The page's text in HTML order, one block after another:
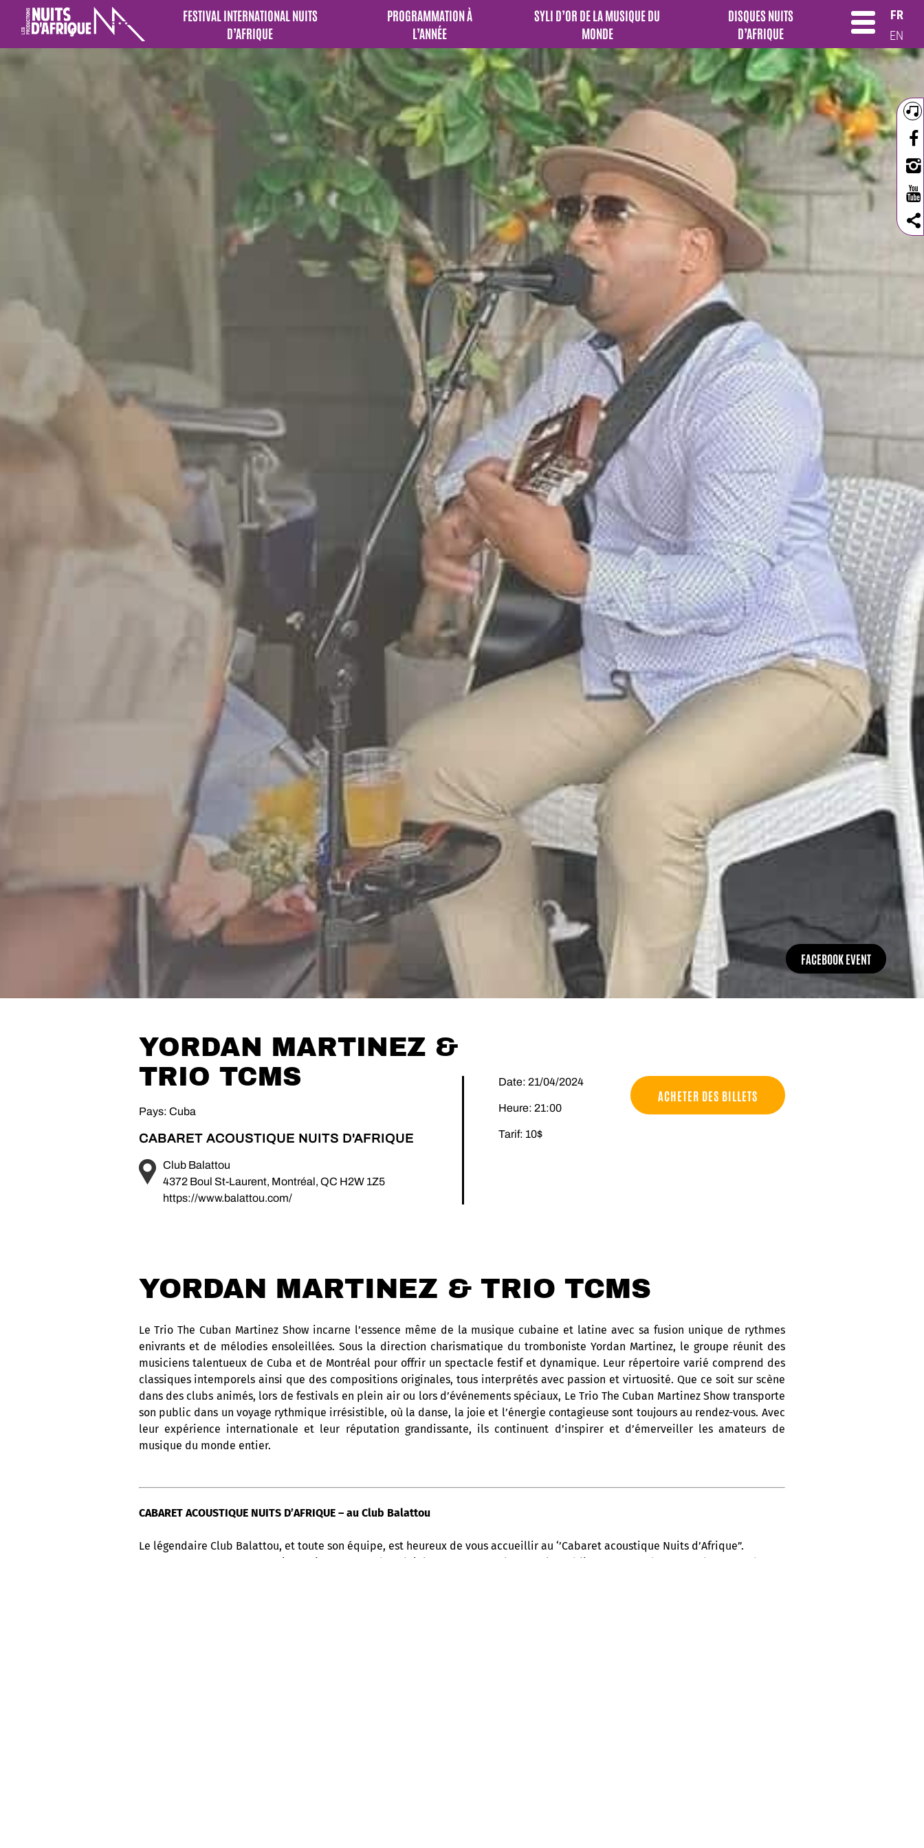
FESTIVAL INTERNATIONAL NUITS
D’AFRIQUE
PROGRAMMATION À
L’ANNÉE
SYLI D’OR DE LA MUSIQUE DU
MONDE
DISQUES NUITS
D’AFRIQUE
FR
EN
FACEBOOK EVENT
YORDAN MARTINEZ &
TRIO TCMS
Pays: Cuba
CABARET ACOUSTIQUE NUITS D'AFRIQUE
Club Balattou
4372 Boul St-Laurent, Montréal, QC H2W 1Z5
https://www.balattou.com/
Date: 21/04/2024
Heure: 21:00
Tarif: 10$
ACHETER DES BILLETS
YORDAN MARTINEZ & TRIO TCMS
Le Trio The Cuban Martinez Show incarne l’essence même de la musique cubaine et latine avec sa fusion unique de rythmes
enivrants et de mélodies ensoleillées. Sous la direction charismatique du tromboniste Yordan Martinez, le groupe réunit des
musiciens talentueux de Cuba et de Montréal pour offrir un spectacle festif et dynamique. Leur répertoire varié comprend des
classiques intemporels ainsi que des compositions originales, tous interprétés avec passion et virtuosité. Que ce soit sur scène
dans des clubs animés, lors de festivals en plein air ou lors d’événements spéciaux, Le Trio The Cuban Martinez Show transporte
son public dans un voyage rythmique irrésistible, où la danse, la joie et l’énergie contagieuse sont toujours au rendez-vous. Avec
leur expérience internationale et leur réputation grandissante, ils continuent d’inspirer et d’émerveiller les amateurs de
musique du monde entier.
CABARET ACOUSTIQUE NUITS D’AFRIQUE – au Club Balattou
Le légendaire Club Balattou, et toute son équipe, est heureux de vous accueillir au ‘’Cabaret acoustique Nuits d’Afrique”.